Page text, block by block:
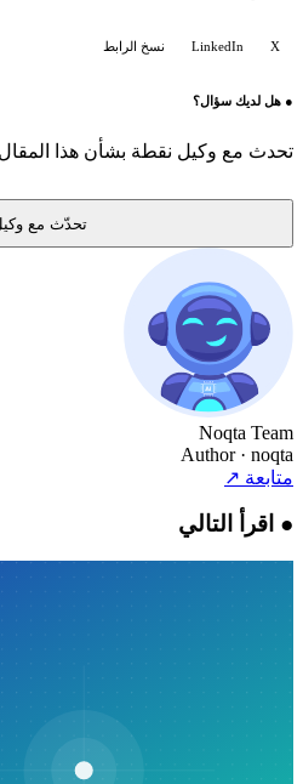
LinkedIn نسخ الرابط
●هل لديك سؤال؟
تحدث مع وكيل نقطة بشأن هذا المقال.
تحدّث مع وكيل
Noqta Team
Author · noqta
متابعة↗
●اقرأ التالي